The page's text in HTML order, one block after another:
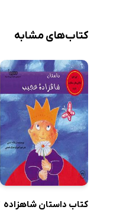
کتاب‌های مشابه
کتاب داستان شاهزاده